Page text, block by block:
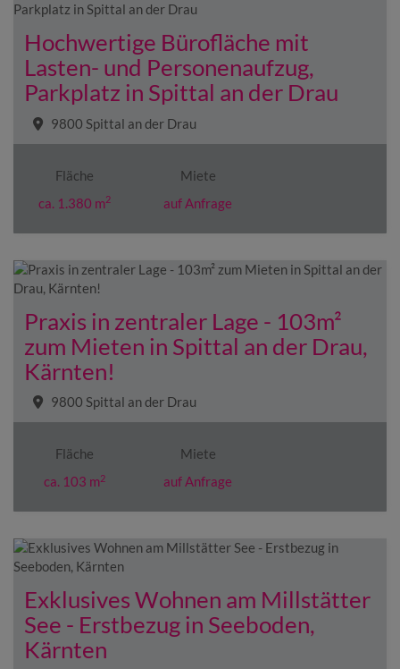
Hochwertige Bürofläche mit
Lasten- und Personenaufzug,
Parkplatz in Spittal an der Drau
9800 Spittal an der Drau
Fläche
ca. 1.380 m2
Miete
auf Anfrage
Praxis in zentraler Lage - 103m²
zum Mieten in Spittal an der Drau,
Kärnten!
9800 Spittal an der Drau
Fläche
ca. 103 m2
Miete
auf Anfrage
Exklusives Wohnen am Millstätter
See - Erstbezug in Seeboden,
Kärnten